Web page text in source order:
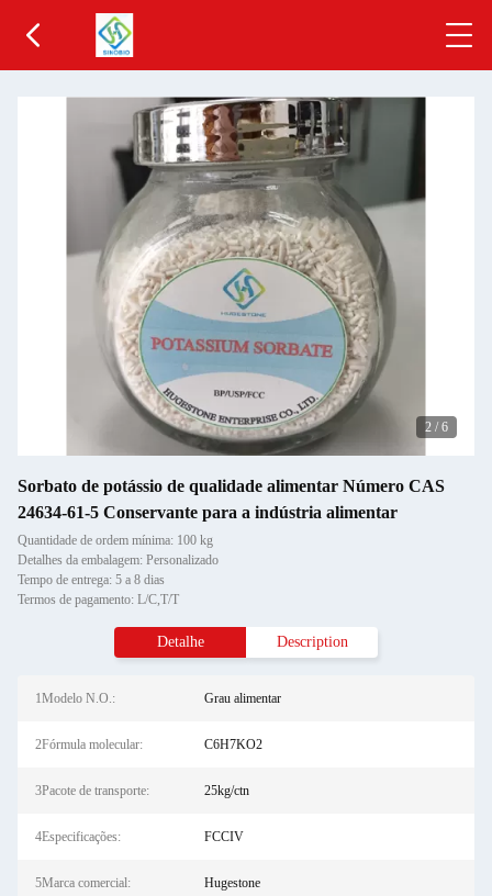
2 / 6
Sorbato de potássio de qualidade alimentar Número CAS
24634-61-5 Conservante para a indústria alimentar
Quantidade de ordem mínima: 100 kg
Detalhes da embalagem: Personalizado
Tempo de entrega: 5 a 8 dias
Termos de pagamento: L/C,T/T
Detalhe Description
1Modelo N.O.: Grau alimentar
2Fórmula molecular: C6H7KO2
3Pacote de transporte: 25kg/ctn
4Especificações: FCCIV
5Marca comercial: Hugestone